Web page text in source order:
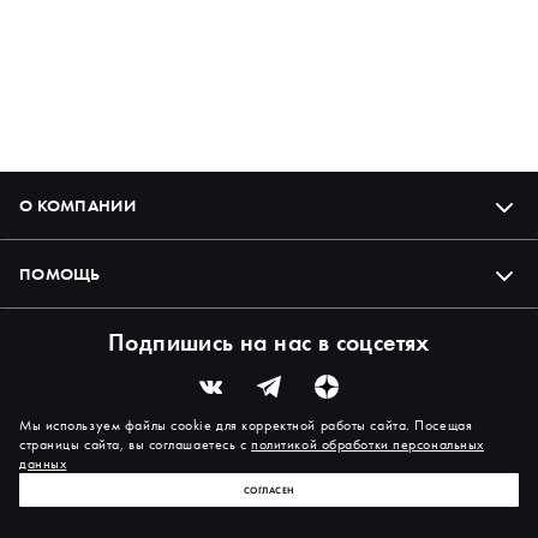
О КОМПАНИИ
ПОМОЩЬ
Подпишись на нас в соцсетях
Мы используем файлы cookie для корректной работы сайта. Посещая
страницы сайта, вы соглашаетесь сполитикой обработки персональных
данных
СОГЛАСЕН